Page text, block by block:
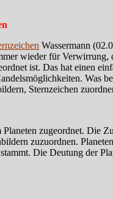
Wassermann
wieder für Verwirrung,
ist. Das hat einen
Was
Sternzeichen
zugeordnet. Die
zuzuordnen.
Die Deutung der